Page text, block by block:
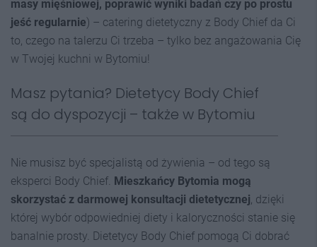
masy mięśniowej, poprawić wyniki badań czy po prostu
jeść regularnie) – catering dietetyczny z Body Chief da Ci
to, czego na talerzu Ci trzeba – tylko bez angażowania Cię
w Twojej kuchni w Bytomiu!
Masz pytania? Dietetycy Body Chief
są do dyspozycji – także w Bytomiu
Nie musisz być specjalistą od żywienia – od tego są
eksperci Body Chief. Mieszkańcy Bytomia mogą
skorzystać z darmowej konsultacji dietetycznej, dzięki
której wybór odpowiedniej diety i kaloryczności stanie się
banalnie prosty. Dietetycy Body Chief pomogą Ci dobrać